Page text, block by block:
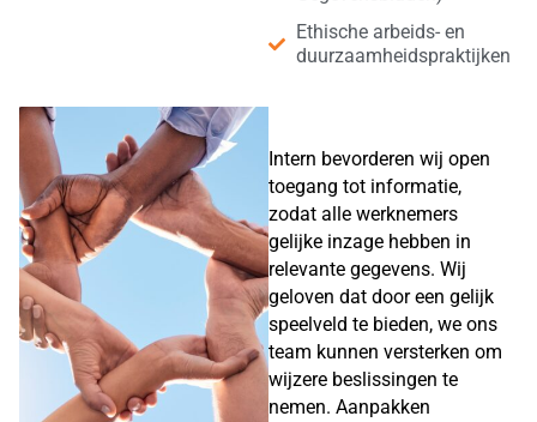
Ethische arbeids- en
duurzaamheidspraktijken
Intern bevorderen wij open
toegang tot informatie,
zodat alle werknemers
gelijke inzage hebben in
relevante gegevens. Wij
geloven dat door een gelijk
speelveld te bieden, we ons
team kunnen versterken om
wijzere beslissingen te
nemen. Aanpakken